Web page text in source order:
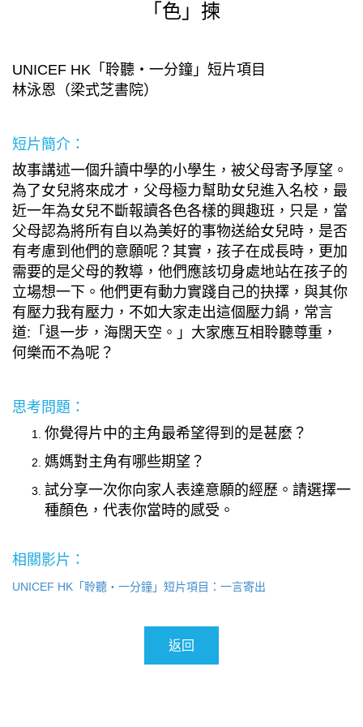
「色」揀
UNICEF HK「聆聽・一分鐘」短片項目
林泳恩（梁式芝書院）
短片簡介：
故事講述一個升讀中學的小學生，被父母寄予厚望。
為了女兒將來成才，父母極力幫助女兒進入名校，最
近一年為女兒不斷報讀各色各樣的興趣班，只是，當
父母認為將所有自以為美好的事物送給女兒時，是否
有考慮到他們的意願呢？其實，孩子在成長時，更加
需要的是父母的教導，他們應該切身處地站在孩子的
立場想一下。他們更有動力實踐自己的抉擇，與其你
有壓力我有壓力，不如大家走出這個壓力鍋，常言
道:「退一步，海闊天空。」大家應互相聆聽尊重，
何樂而不為呢？
思考問題：
你覺得片中的主角最希望得到的是甚麼？
媽媽對主角有哪些期望？
試分享一次你向家人表達意願的經歷。請選擇一
種顏色，代表你當時的感受。
相關影片：
UNICEF HK「聆聽・一分鐘」短片項目：一言寄出
返回